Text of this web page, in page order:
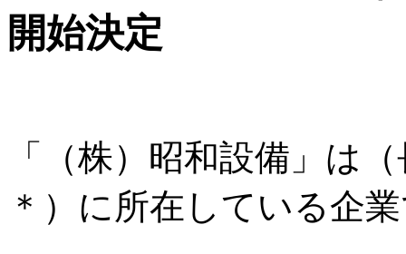
開始決定
「（株）昭和設備」は
＊）に所在している企